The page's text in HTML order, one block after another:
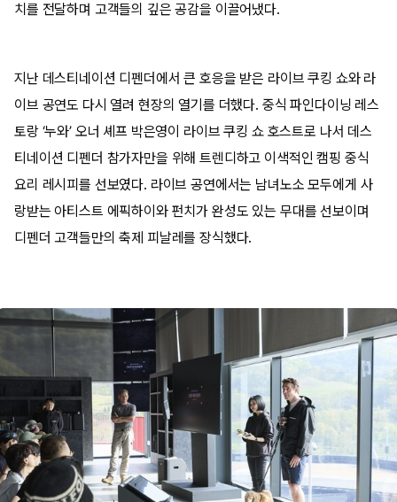
치를 전달하며 고객들의 깊은 공감을 이끌어냈다.
지난 데스티네이션 디펜더에서 큰 호응을 받은 라이브 쿠킹 쇼와 라
이브 공연도 다시 열려 현장의 열기를 더했다. 중식 파인다이닝 레스
토랑 ‘누와’ 오너 셰프 박은영이 라이브 쿠킹 쇼 호스트로 나서 데스
티네이션 디펜더 참가자만을 위해 트렌디하고 이색적인 캠핑 중식
요리 레시피를 선보였다. 라이브 공연에서는 남녀노소 모두에게 사
랑받는 아티스트 에픽하이와 펀치가 완성도 있는 무대를 선보이며
디펜더 고객들만의 축제 피날레를 장식했다.